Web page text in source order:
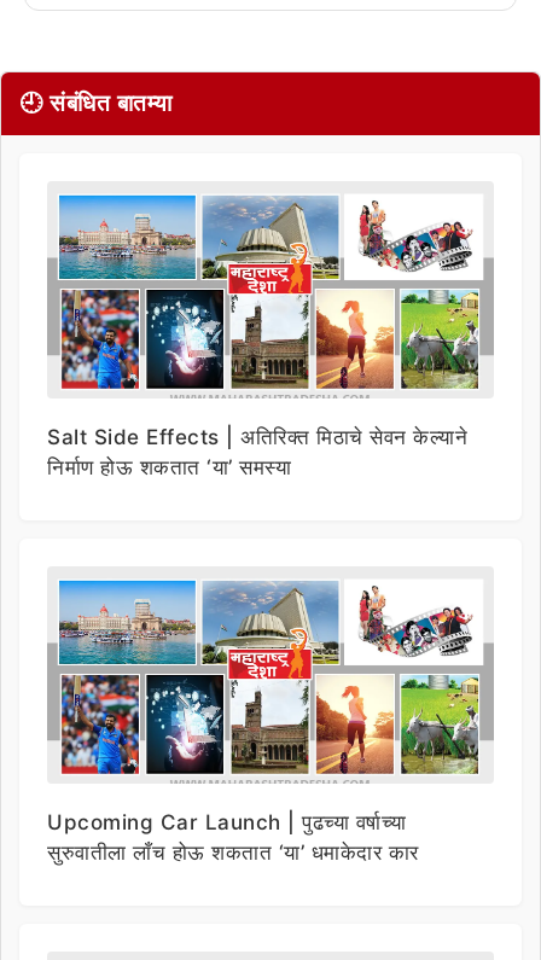
🕘 संबंधित बातम्या
Salt Side Effects | अतिरिक्त मिठाचे सेवन केल्याने
निर्माण होऊ शकतात ‘या’ समस्या
Upcoming Car Launch | पुढच्या वर्षाच्या
सुरुवातीला लाँच होऊ शकतात ‘या’ धमाकेदार कार